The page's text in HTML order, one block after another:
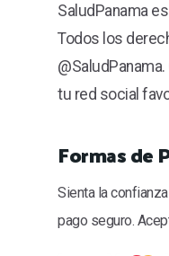
SaludPanama
Todos los
tu red social
Formas de
Sienta la
pago seguro.